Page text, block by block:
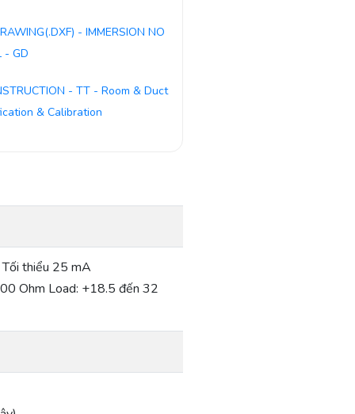
- IMMERSION NO
- GD
- TT - Room & Duct
& Calibration
thiểu 25 mA
Ohm Load: +18.5 đến 32